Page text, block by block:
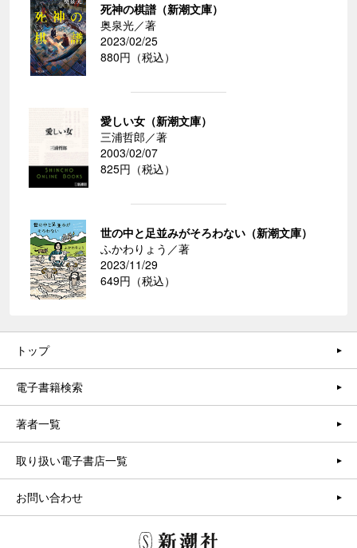
死神の棋譜（新潮文庫）
奥泉光／著
2023/02/25
880円（税込）
愛しい女（新潮文庫）
三浦哲郎／著
2003/02/07
825円（税込）
世の中と足並みがそろわない（新潮文庫）
ふかわりょう／著
2023/11/29
649円（税込）
トップ
電子書籍検索
著者一覧
取り扱い電子書店一覧
お問い合わせ